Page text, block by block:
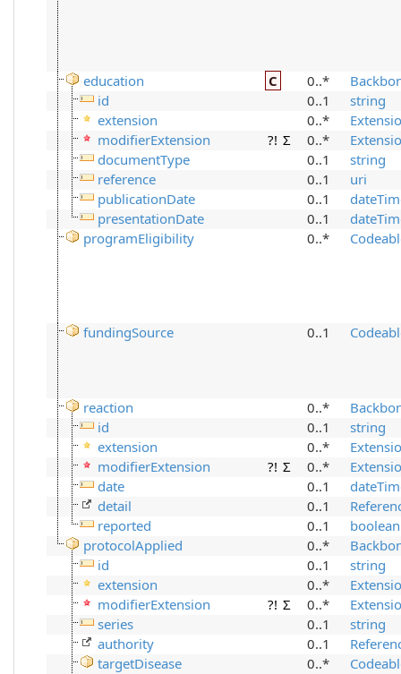
education C 0..*
id
0..1
string
extension
0..*
modifierExtension
?! Σ 0..*
documentType
0..1
string
reference
0..1
uri
publicationDate
0..1
presentationDate
0..1
programEligibility
0..*
fundingSource 0..1
reaction 0..*
id
0..1
string
extension
0..*
modifierExtension
?! Σ 0..*
date
0..1
detail
0..1
reported
0..1
boolean
protocolApplied
0..*
id
0..1
string
extension
0..*
modifierExtension
?! Σ 0..*
series
0..1
string
authority
0..1
targetDisease
0..*